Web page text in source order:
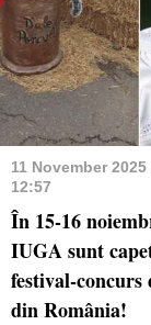
11 November 2025
12:57
În 15-16
IUGA sunt
festival-
din România!